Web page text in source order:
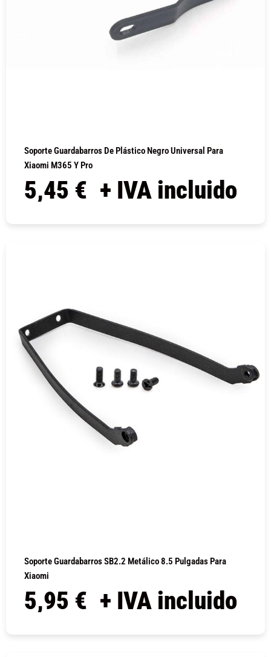
Soporte Guardabarros De Plástico Negro Universal Para
Xiaomi M365 Y Pro
5,45 € + IVA incluido
Soporte Guardabarros SB2.2 Metálico 8.5 Pulgadas Para
Xiaomi
5,95 € + IVA incluido